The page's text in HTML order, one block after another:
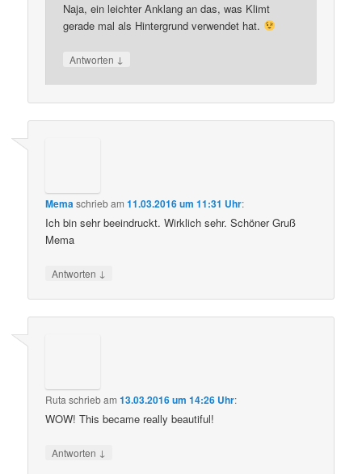
Naja, ein leichter Anklang an das, was Klimt
gerade mal als Hintergrund verwendet hat.
Antworten ↓
Memaschriebam11.03.2016 um 11:31 Uhr:
Ich bin sehr beeindruckt. Wirklich sehr. Schöner Gruß
Mema
Antworten ↓
Ruta schriebam13.03.2016 um 14:26 Uhr:
WOW! This became really beautiful!
Antworten ↓